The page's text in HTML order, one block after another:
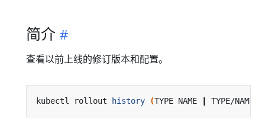
简介
查看以前上线的修订版本和配置。
kubectl rollout history (TYPE NAME TYPE/NAME